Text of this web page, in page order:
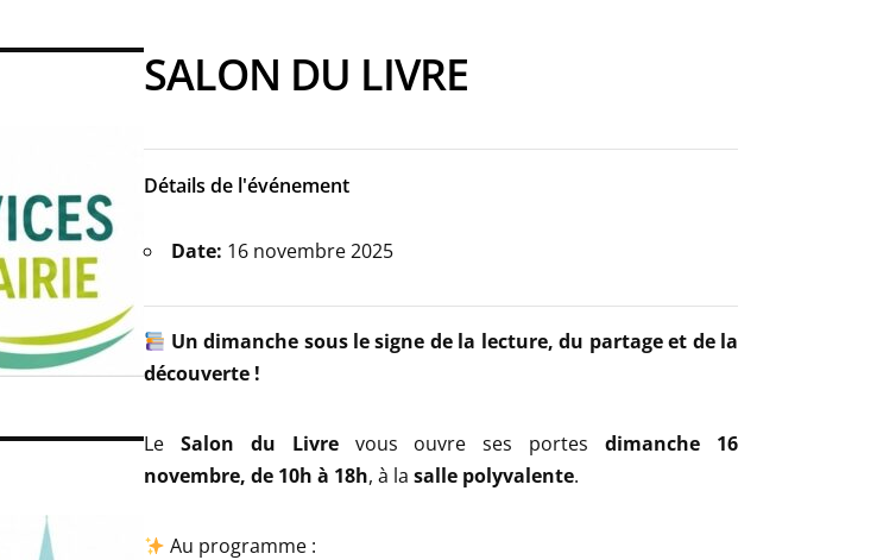
SALON DU LIVRE
Détails de l'événement
Date: 16 novembre 2025
Un dimanche sous le signe de la lecture, du partage et de la
découverte !
Le Salon du Livrevous ouvre ses portesdimanche 16
novembre, de 10h à 18h, à la salle polyvalente.
Au programme :